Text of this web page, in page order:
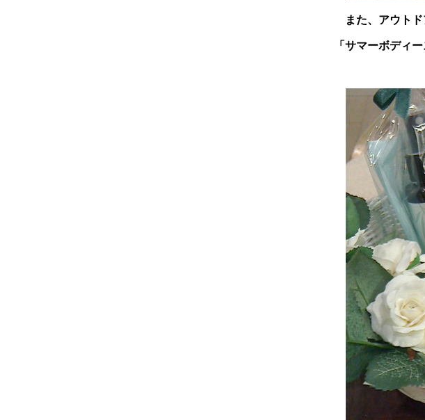
また、アウト
「サマーボディ